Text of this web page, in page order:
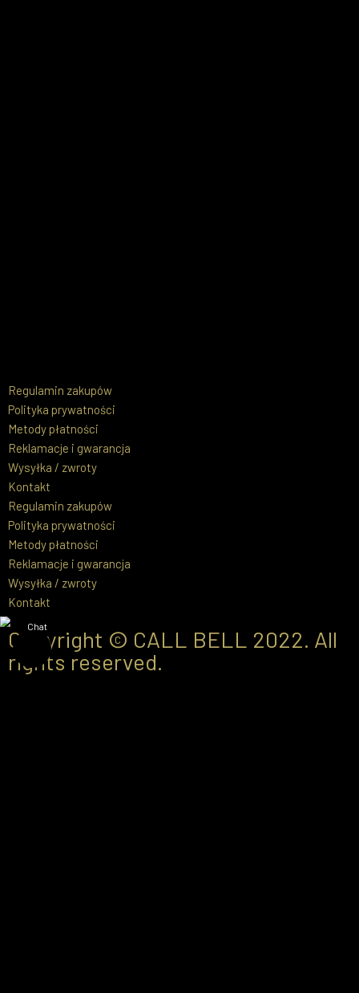
Regulamin zakupów
Polityka prywatności
Metody płatności
Reklamacje i gwarancja
Wysyłka / zwroty
Kontakt
Regulamin zakupów
Polityka prywatności
Metody płatności
Reklamacje i gwarancja
Wysyłka / zwroty
Kontakt
Copyright © CALL BELL 2022. All
rights reserved.